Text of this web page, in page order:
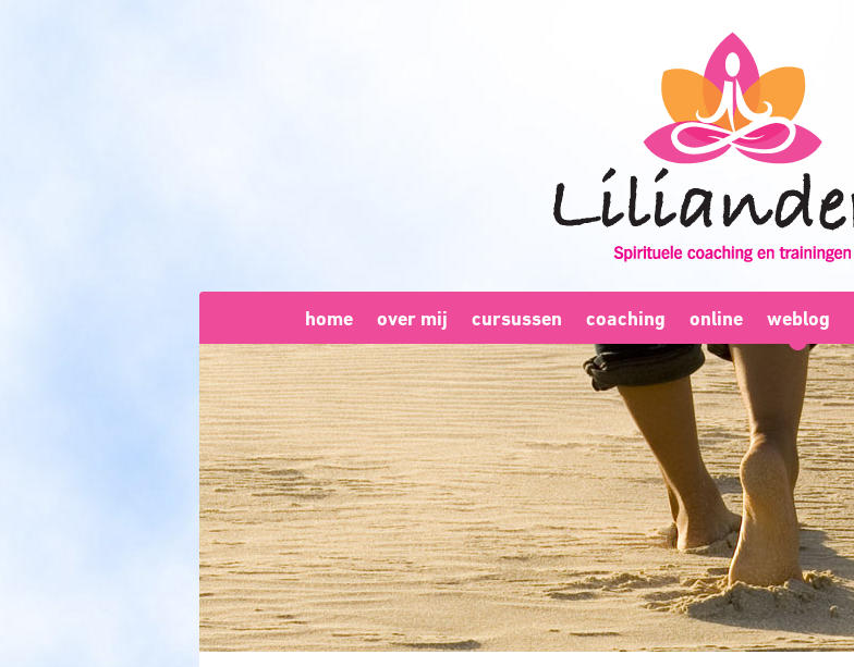
home over mij cursussen coaching online weblog